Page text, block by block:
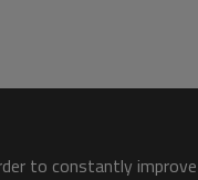
to constantly